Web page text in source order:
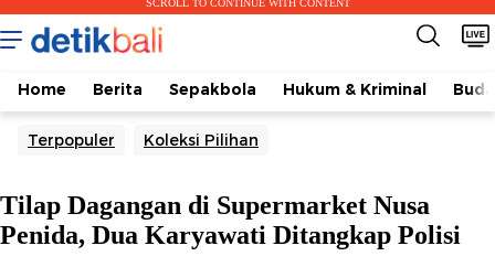
SCROLL TO CONTINUE WITH CONTENT
Home Berita Sepakbola Hukum & Kriminal
Terpopuler Koleksi Pilihan
Tilap Dagangan di Supermarket Nusa
Penida, Dua Karyawati Ditangkap Polisi